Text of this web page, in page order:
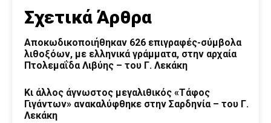
Σχετικά Άρθρα
Αποκωδικοποιήθηκαν 626 επιγραφές-σύμβολα
λιθοξόων, με ελληνικά γράμματα, στην αρχαία
Πτολεμαΐδα Λιβύης – του Γ. Λεκάκη
Κι άλλος άγνωστος μεγαλιθικός «Τάφος
Γιγάντων» ανακαλύφθηκε στην Σαρδηνία – του Γ.
Λεκάκη